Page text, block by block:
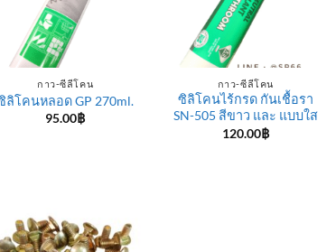
กาว-ซีลีโคน
ลิโคนหลอด GP 270ml.
95.00฿
กาว-ซีลีโคน
ซิลิโคนไร้กรด กันเชื้อรา
SN-505 สีขาว และ แบบใส
120.00฿